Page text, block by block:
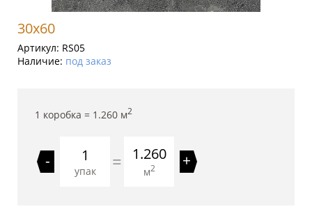
30x60
Артикул: RS05
Наличие: под заказ
1 коробка = 1.260 м2
-
упак = 1.260
м2 +